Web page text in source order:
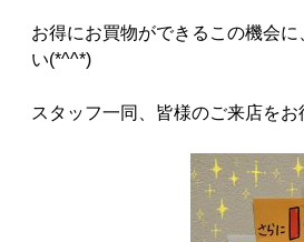
お得にお買物ができるこの機会に
い(*^^*)
スタッフ一同、皆様のご来店を